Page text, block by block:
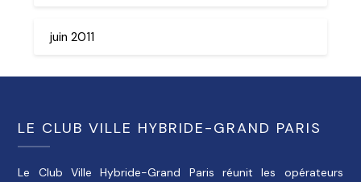
juin 2011
LE CLUB VILLE HYBRIDE-GRAND PARIS
Le Club Ville Hybride-Grand Paris réunit les opérateurs